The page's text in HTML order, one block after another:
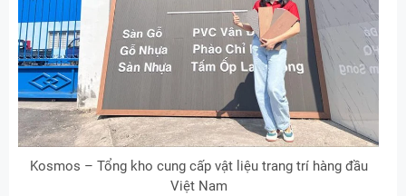
Kosmos – Tổng kho cung cấp vật liệu trang trí hàng đầu
Việt Nam